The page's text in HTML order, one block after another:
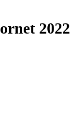
2022